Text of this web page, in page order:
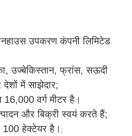
उपकरण कंपनी लिमिटेड
उज्बेकिस्तान, फ्रांस, सऊदी
में साझेदार;
वर्ग मीटर है।
और बिक्री स्वयं करते हैं;
100 हेक्टेयर है। ;